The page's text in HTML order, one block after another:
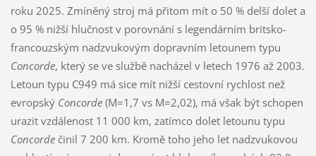
roku 2025. Zmíněný stroj má přitom mít o 50 % delší dolet a
o 95 % nižší hlučnost v porovnání s legendárním britsko-
francouzským nadzvukovým dopravním letounem typu
Concorde, který se ve službě nacházel v letech 1976 až 2003.
Letoun typu C949 má sice mít nižší cestovní rychlost než
evropský Concorde(M=1,7 vs M=2,02), má však být schopen
urazit vzdálenost 11 000 km, zatímco dolet letounu typu
Concordečinil 7 200 km. Kromě toho jeho let nadzvukovou